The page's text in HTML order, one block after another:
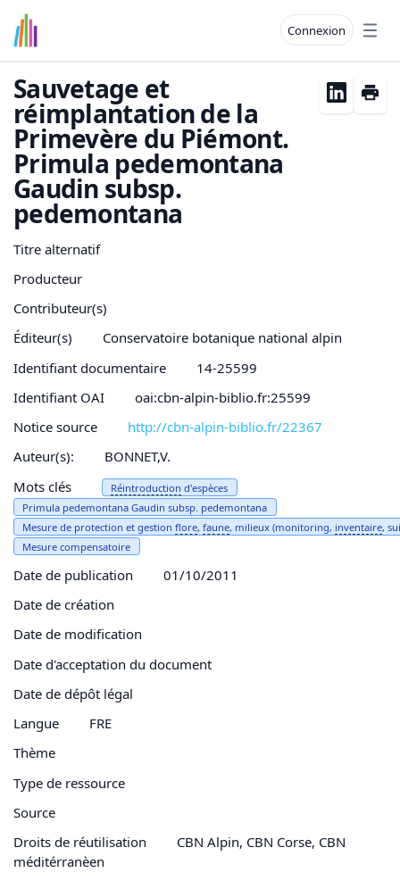
Connexion
Sauvetage et
réimplantation de la
Primevère du Piémont.
Primula pedemontana
Gaudin subsp.
pedemontana
Titre alternatif
Producteur
Contributeur(s)
Éditeur(s)
Conservatoire botanique national alpin
Identifiant documentaire
14-25599
Identifiant OAI
oai:cbn-alpin-biblio.fr:25599
Notice source
http://cbn-alpin-biblio.fr/22367
Auteur(s):
BONNET,V.
Mots clés
Réintroduction d'espèces
Primula pedemontana Gaudin subsp. pedemontana
Mesure de protection et gestionflore,faune, milieux (monitoring, inventaire,
Mesure compensatoire
Date de publication
01/10/2011
Date de création
Date de modification
Date d'acceptation du document
Date de dépôt légal
Langue
FRE
Thème
Type de ressource
Source
Droits de réutilisation
CBN Alpin, CBN Corse, CBN
méditérranèen